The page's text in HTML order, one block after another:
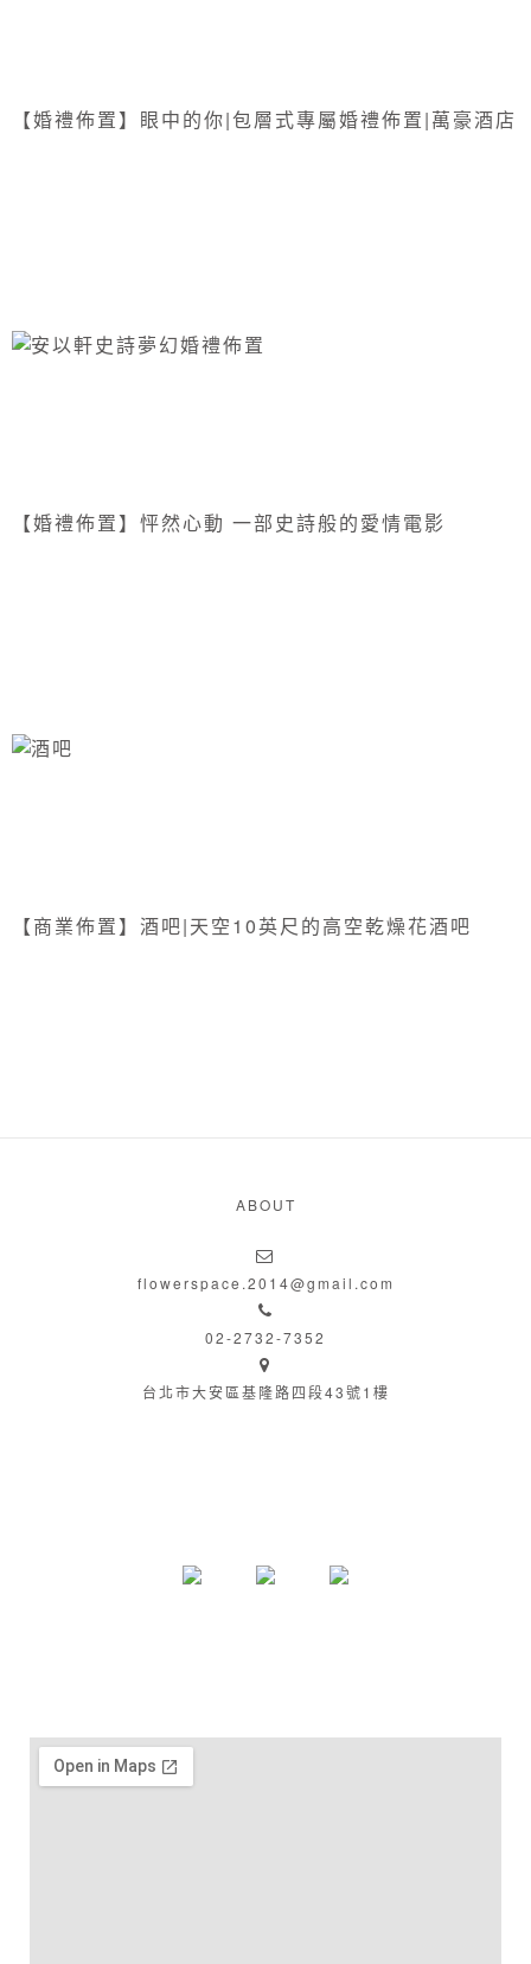
【婚禮佈置】眼中的你|包層式專屬婚禮佈置|萬豪酒店
【婚禮佈置】怦然心動 一部史詩般的愛情電影
【商業佈置】酒吧|天空10英尺的高空乾燥花酒吧
ABOUT
flowerspace.2014@gmail.com
02-2732-7352
台北市大安區基隆路四段43號1樓